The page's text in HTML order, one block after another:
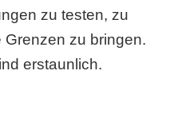
zu testen, zu
zu bringen.
erstaunlich.